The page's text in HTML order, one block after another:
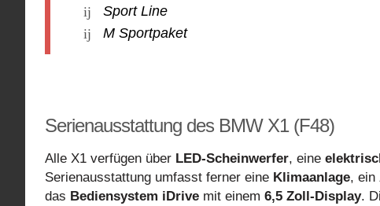
Sport Line
M Sportpaket
Serienausstattung des BMW X1 (F48)
Alle X1 verfügen über LED-Scheinwerfer, eine
Serienausstattung umfasst ferner eine Klimaanlage, ein
das Bediensystem iDrive mit einem 6,5 Zoll-Display.